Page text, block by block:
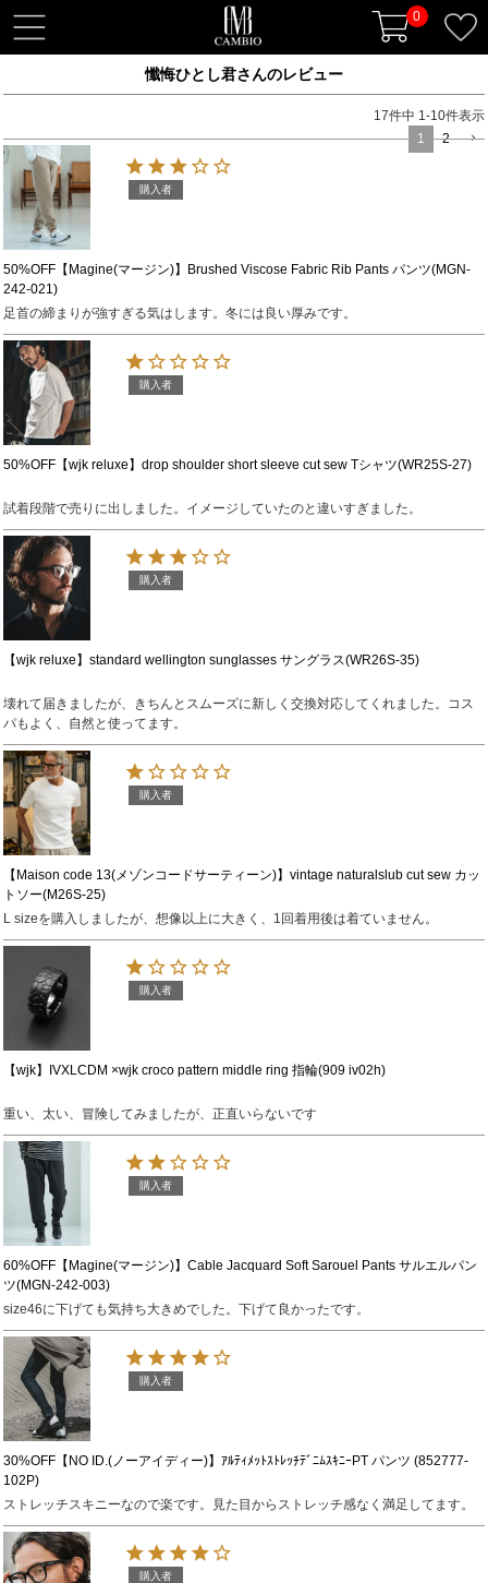
0
t
o
l
e
n
a
i
g
a
t
o
n
懺悔ひとし君さんのレビュー
17件中 1-10件表示
1
2
50%OFF【Magine(マージン)】Brushed Viscose Fabric Rib Pants パンツ(MGN-
242-021)
購入者
足首の締まりが強すぎる気はします。冬には良い厚みです。
50%OFF【wjk reluxe】drop shoulder short sleeve cut sew Tシャツ(WR25S-27)
購入者
試着段階で売りに出しました。イメージしていたのと違いすぎました。
【wjk reluxe】standard wellington sunglasses サングラス(WR26S-35)
購入者
壊れて届きましたが、きちんとスムーズに新しく交換対応してくれました。コス
パもよく、自然と使ってます。
【Maison code 13(メゾンコードサーティーン)】vintage naturalslub cut sew カッ
トソー(M26S-25)
購入者
L sizeを購入しましたが、想像以上に大きく、1回着用後は着ていません。
【wjk】IVXLCDM ×wjk croco pattern middle ring 指輪(909 iv02h)
購入者
重い、太い、冒険してみましたが、正直いらないです
60%OFF【Magine(マージン)】Cable Jacquard Soft Sarouel Pants サルエルパン
ツ(MGN-242-003)
購入者
size46に下げても気持ち大きめでした。下げて良かったです。
30%OFF【NO ID.(ノーアイディー)】ｱﾙﾃｨﾒｯﾄｽﾄﾚｯﾁﾃﾞﾆﾑｽｷﾆｰPT パンツ (852777-
102P)
購入者
ストレッチスキニーなので楽です。見た目からストレッチ感なく満足してます。
購入者